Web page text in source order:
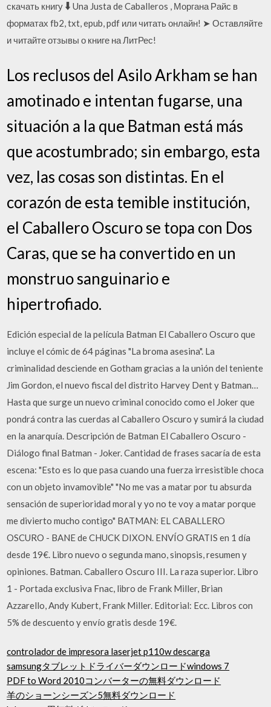
скачать книгу 🠳 Una Justa de Caballeros , Моргана Райс в
форматах fb2, txt, epub, pdf или читать онлайн! ➤ Оставляйте
и читайте отзывы о книге на ЛитРес!
Los reclusos del Asilo Arkham se han
amotinado e intentan fugarse, una
situación a la que Batman está más
que acostumbrado; sin embargo, esta
vez, las cosas son distintas. En el
corazón de esta temible institución,
el Caballero Oscuro se topa con Dos
Caras, que se ha convertido en un
monstruo sanguinario e
hipertrofiado.
Edición especial de la película Batman El Caballero Oscuro que
incluye el cómic de 64 páginas "La broma asesina". La
criminalidad desciende en Gotham gracias a la unión del teniente
Jim Gordon, el nuevo fiscal del distrito Harvey Dent y Batman…
Hasta que surge un nuevo criminal conocido como el Joker que
pondrá contra las cuerdas al Caballero Oscuro y sumirá la ciudad
en la anarquía. Descripción de Batman El Caballero Oscuro -
Diálogo final Batman - Joker. Cantidad de frases sacaría de esta
escena: "Esto es lo que pasa cuando una fuerza irresistible choca
con un objeto invamovible" "No me vas a matar por tu absurda
sensación de superioridad moral y yo no te voy a matar porque
me divierto mucho contigo" BATMAN: EL CABALLERO
OSCURO - BANE de CHUCK DIXON. ENVÍO GRATIS en 1 día
desde 19€. Libro nuevo o segunda mano, sinopsis, resumen y
opiniones. Batman. Caballero Oscuro III. La raza superior. Libro
1 - Portada exclusiva Fnac, libro de Frank Miller, Brian
Azzarello, Andy Kubert, Frank Miller. Editorial: Ecc. Libros con
5% de descuento y envío gratis desde 19€.
controlador de impresora laserjet p110w descarga
samsungタブレットドライバーダウンロードwindows 7
PDF to Word 2010コンバーターの無料ダウンロード
羊のショーンシーズン5無料ダウンロード